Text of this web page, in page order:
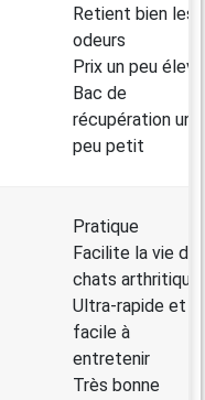
Retient bien les
odeurs
Prix un peu élevé
Bac de
récupération un
peu petit
Pratique
Facilite la vie
chats
Ultra-rapide et
facile à
entretenir
Très bonne